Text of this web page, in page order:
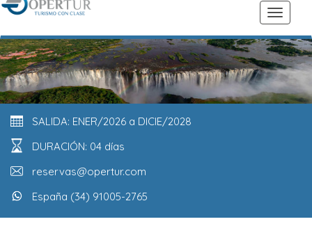
SALIDA: ENER/2026 a DICIE/2028
DURACIÓN: 04 días
reservas@opertur.com
España (34) 91005-2765